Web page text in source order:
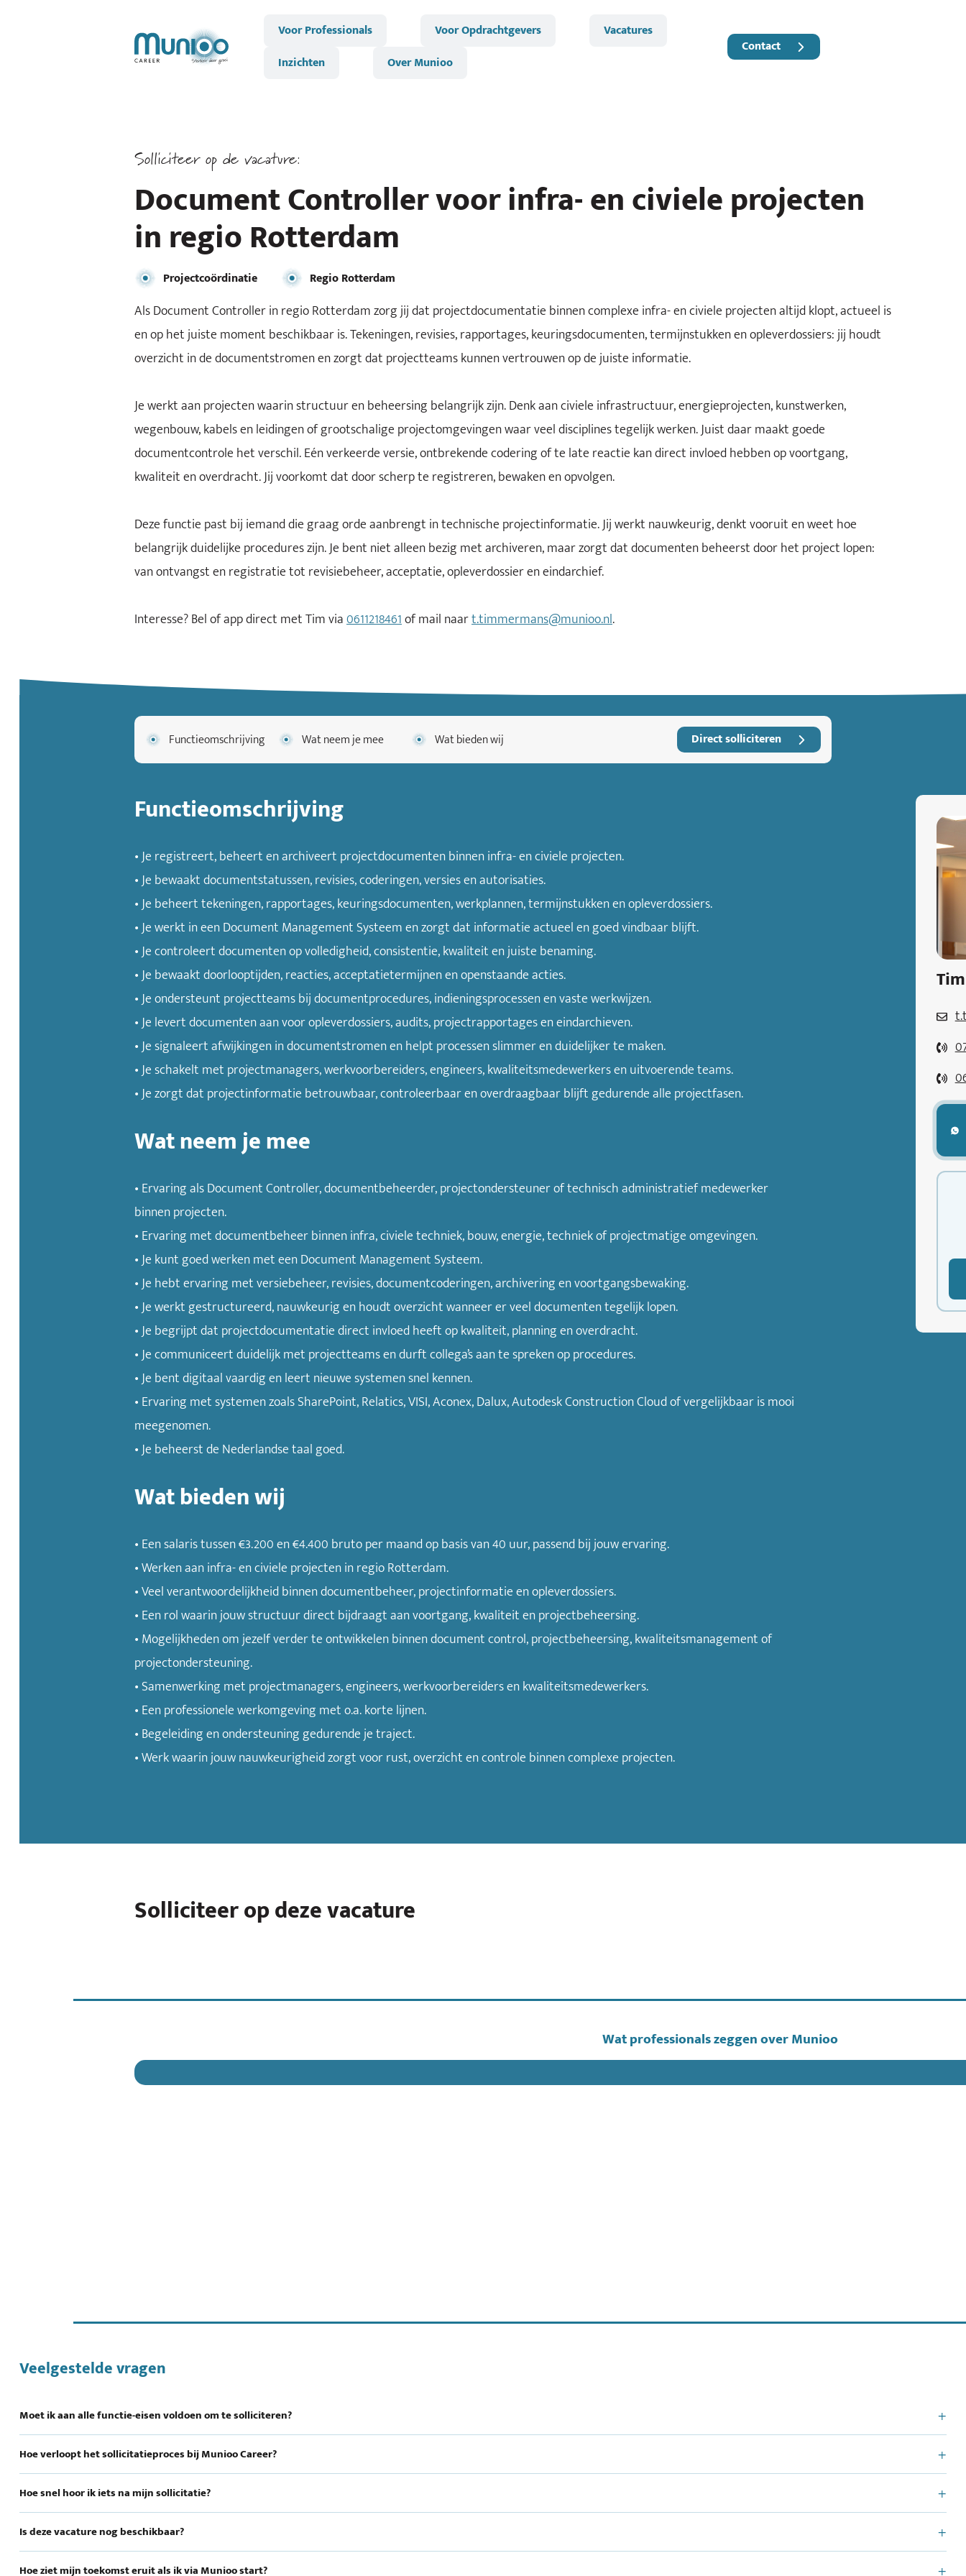
Voor Professionals Voor Opdrachtgevers
Vacatures
Inzichten
Over Munioo
Contact
Solliciteer op de vacature:
Document Controller voor infra- en civiele projecten
in regio Rotterdam
Projectcoördinatie Regio Rotterdam
Als Document Controller in regio Rotterdam zorg jij dat projectdocumentatie binnen complexe infra- en civiele projecten altijd klopt, actueel is
en op het juiste moment beschikbaar is. Tekeningen, revisies, rapportages, keuringsdocumenten, termijnstukken en opleverdossiers: jij houdt
overzicht in de documentstromen en zorgt dat projectteams kunnen vertrouwen op de juiste informatie.
Je werkt aan projecten waarin structuur en beheersing belangrijk zijn. Denk aan civiele infrastructuur, energieprojecten, kunstwerken,
wegenbouw, kabels en leidingen of grootschalige projectomgevingen waar veel disciplines tegelijk werken. Juist daar maakt goede
documentcontrole het verschil. Eén verkeerde versie, ontbrekende codering of te late reactie kan direct invloed hebben op voortgang,
kwaliteit en overdracht. Jij voorkomt dat door scherp te registreren, bewaken en opvolgen.
Deze functie past bij iemand die graag orde aanbrengt in technische projectinformatie. Jij werkt nauwkeurig, denkt vooruit en weet hoe
belangrijk duidelijke procedures zijn. Je bent niet alleen bezig met archiveren, maar zorgt dat documenten beheerst door het project lopen:
van ontvangst en registratie tot revisiebeheer, acceptatie, opleverdossier en eindarchief.
Interesse? Bel of app direct met Tim via0611218461of mail naart.timmermans@munioo.nl.
Functieomschrijving Wat neem je mee Wat bieden wij Direct solliciteren
Functieomschrijving
• Je registreert, beheert en archiveert projectdocumenten binnen infra- en civiele projecten.
• Je bewaakt documentstatussen, revisies, coderingen, versies en autorisaties.
• Je beheert tekeningen, rapportages, keuringsdocumenten, werkplannen, termijnstukken en opleverdossiers.
• Je werkt in een Document Management Systeem en zorgt dat informatie actueel en goed vindbaar blijft.
• Je controleert documenten op volledigheid, consistentie, kwaliteit en juiste benaming.
• Je bewaakt doorlooptijden, reacties, acceptatietermijnen en openstaande acties.
• Je ondersteunt projectteams bij documentprocedures, indieningsprocessen en vaste werkwijzen.
• Je levert documenten aan voor opleverdossiers, audits, projectrapportages en eindarchieven.
• Je signaleert afwijkingen in documentstromen en helpt processen slimmer en duidelijker te maken.
• Je schakelt met projectmanagers, werkvoorbereiders, engineers, kwaliteitsmedewerkers en uitvoerende teams.
• Je zorgt dat projectinformatie betrouwbaar, controleerbaar en overdraagbaar blijft gedurende alle projectfasen.
Wat neem je mee
• Ervaring als Document Controller, documentbeheerder, projectondersteuner of technisch administratief medewerker
binnen projecten.
• Ervaring met documentbeheer binnen infra, civiele techniek, bouw, energie, techniek of projectmatige omgevingen.
• Je kunt goed werken met een Document Management Systeem.
• Je hebt ervaring met versiebeheer, revisies, documentcoderingen, archivering en voortgangsbewaking.
• Je werkt gestructureerd, nauwkeurig en houdt overzicht wanneer er veel documenten tegelijk lopen.
• Je begrijpt dat projectdocumentatie direct invloed heeft op kwaliteit, planning en overdracht.
• Je communiceert duidelijk met projectteams en durft collega’s aan te spreken op procedures.
• Je bent digitaal vaardig en leert nieuwe systemen snel kennen.
• Ervaring met systemen zoals SharePoint, Relatics, VISI, Aconex, Dalux, Autodesk Construction Cloud of vergelijkbaar is mooi
meegenomen.
• Je beheerst de Nederlandse taal goed.
Wat bieden wij
• Een salaris tussen €3.200 en €4.400 bruto per maand op basis van 40 uur, passend bij jouw ervaring.
• Werken aan infra- en civiele projecten in regio Rotterdam.
• Veel verantwoordelijkheid binnen documentbeheer, projectinformatie en opleverdossiers.
• Een rol waarin jouw structuur direct bijdraagt aan voortgang, kwaliteit en projectbeheersing.
• Mogelijkheden om jezelf verder te ontwikkelen binnen document control, projectbeheersing, kwaliteitsmanagement of
projectondersteuning.
• Samenwerking met projectmanagers, engineers, werkvoorbereiders en kwaliteitsmedewerkers.
• Een professionele werkomgeving met o.a. korte lijnen.
• Begeleiding en ondersteuning gedurende je traject.
• Werk waarin jouw nauwkeurigheid zorgt voor rust, overzicht en controle binnen complexe projecten.
Solliciteer op deze vacature
Wat professionals zeggen over Munioo
Veelgestelde vragen
Moet ik aan alle functie-eisen voldoen om te solliciteren?
Hoe verloopt het sollicitatieproces bij Munioo Career?
Hoe snel hoor ik iets na mijn sollicitatie?
Is deze vacature nog beschikbaar?
Hoe ziet mijn toekomst eruit als ik via Munioo start?